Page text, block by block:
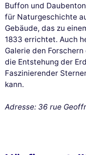
Buffon und
für Naturgeschichte
Gebäude, das zu
1833 errichtet. Auch
Galerie den
die Entstehung der
Faszinierender
kann.
Adresse: 36 rue